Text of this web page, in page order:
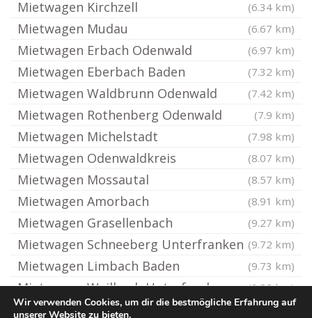
Mietwagen Kirchzell (6.34 km)
Mietwagen Mudau (6.67 km)
Mietwagen Erbach Odenwald (6.97 km)
Mietwagen Eberbach Baden (7.32 km)
Mietwagen Waldbrunn Odenwald (7.42 km)
Mietwagen Rothenberg Odenwald (7.9 km)
Mietwagen Michelstadt (7.98 km)
Mietwagen Odenwaldkreis (8.07 km)
Mietwagen Mossautal (8.57 km)
Mietwagen Amorbach (8.91 km)
Mietwagen Grasellenbach (9.27 km)
Mietwagen Schneeberg Unterfranken (9.72 km)
Mietwagen Limbach Baden (9.73 km)
Mietwagen Weilbach Unterfranken (9.82 km)
Wir verwenden Cookies, um dir die bestmögliche Erfahrung auf
unserer Website zu bieten.